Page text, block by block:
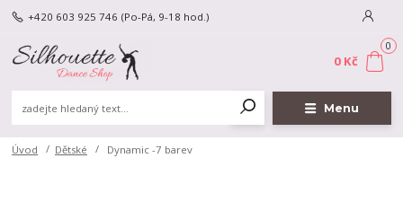
Menu
+420 603 925 746 (Po-Pá, 9-18 hod.)
0
0 Kč
Úvod Dětské Dynamic -7 barev